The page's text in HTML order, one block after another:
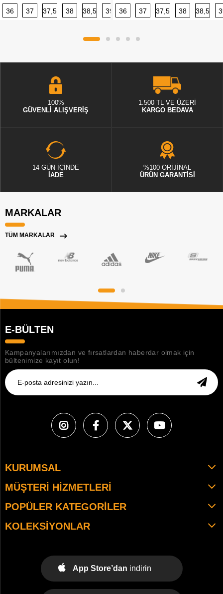
36 37 37,5 38 38,5 39 40 40,5 41 42 42,5
36 37 37,5 38 38,5
100%
GÜVENLİ ALIŞVERİŞ
1.500 TL VE ÜZERİ
KARGO BEDAVA
14 GÜN İÇİNDE
İADE
%100 ORİJİNAL
ÜRÜN GARANTİSİ
MARKALAR
TÜM MARKALAR
E-BÜLTEN
Kampanyalarımızdan ve fırsatlardan haberdar olmak için
bültenimize kayıt olun!
KURUMSAL
MÜŞTERI HIZMETLERI
POPÜLER KATEGORILER
KOLEKSIYONLAR
App Store’dan indirin